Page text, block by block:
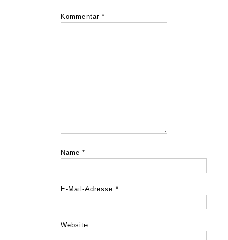
Kommentar *
Name *
E-Mail-Adresse *
Website